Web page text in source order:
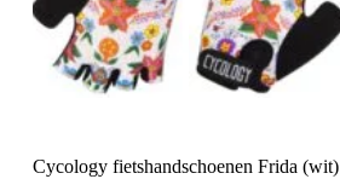
Cycology fietshandschoenen Frida (wit)